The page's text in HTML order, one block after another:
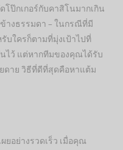
โป๊กเกอร์กับคาสิโนมากเกิน
างธรรมดา – ในกรณีที่มี
บใครก็ตามที่มุ่งเป้าไปที่
ไว้ แต่หากทีมของคุณได้รับ
ดาย วิธีที่ดีที่สุดคือหาแต้ม
ยอย่างรวดเร็ว เมื่อคุณ